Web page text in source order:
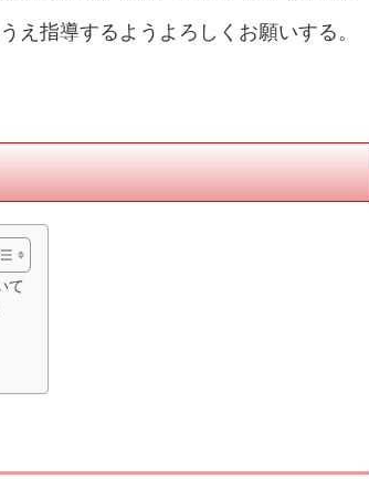
え指導するようよろしくお願いする。
て